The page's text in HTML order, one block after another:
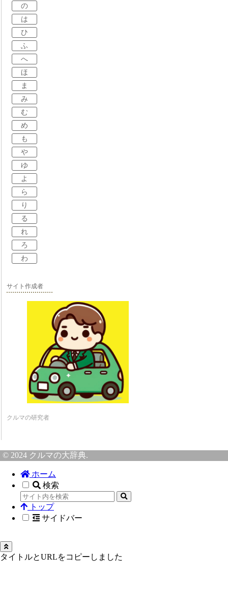
の
は
ひ
ふ
へ
ほ
ま
み
む
め
も
や
ゆ
よ
ら
り
る
れ
ろ
わ
サイト作成者
クルマの研究者
© 2024 クルマの大辞典.
ホーム
検索
トップ
サイドバー
タイトルとURLをコピーしました